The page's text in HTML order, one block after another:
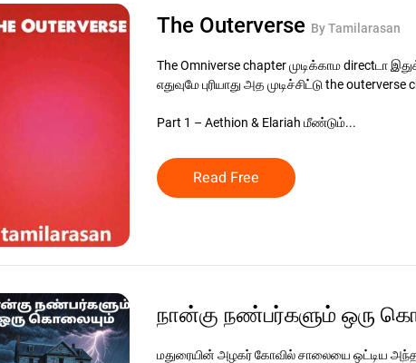
The Outerverse By Tamilarasan
The Omniverse chapter முடிக்காம directடா
எதுவுமே புரியாது அத முடிச்சிட்டு the
Part 1 – Aethion & Elariah மீண்டும்...
Read Free
நான்கு நண்பர்களும் ஒரு
மதுரையின் அழகர் கோவில் சாலையை ஒட்டிய